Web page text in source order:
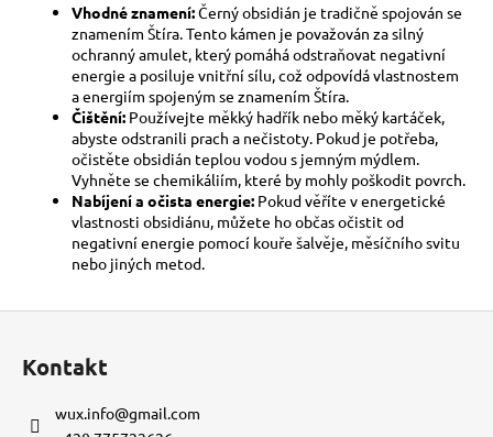
Vhodné znamení:Černý obsidián je tradičně spojován se
znamením Štíra. Tento kámen je považován za silný
ochranný amulet, který pomáhá odstraňovat negativní
energie a posiluje vnitřní sílu, což odpovídá vlastnostem
a energiím spojeným se znamením Štíra.
Čištění: Používejte měkký hadřík nebo měký kartáček,
abyste odstranili prach a nečistoty. Pokud je potřeba,
očistěte obsidián teplou vodou s jemným mýdlem.
Vyhněte se chemikáliím, které by mohly poškodit povrch.
Nabíjení a očista energie: Pokud věříte v energetické
vlastnosti obsidiánu, můžete ho občas očistit od
negativní energie pomocí kouře šalvěje, měsíčního svitu
nebo jiných metod.
Kontakt
wux.info@gmail.com